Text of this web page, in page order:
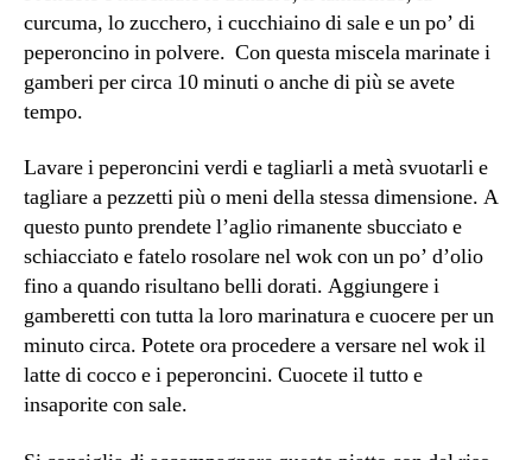
curcuma, lo zucchero, i cucchiaino di sale e un po’ di
peperoncino in polvere. Con questa miscela marinate i
gamberi per circa 10 minuti o anche di più se avete
tempo.
Lavare i peperoncini verdi e tagliarli a metà svuotarli e
tagliare a pezzetti più o meni della stessa dimensione. A
questo punto prendete l’aglio rimanente sbucciato e
schiacciato e fatelo rosolare nel wok con un po’ d’olio
fino a quando risultano belli dorati. Aggiungere i
gamberetti con tutta la loro marinatura e cuocere per un
minuto circa. Potete ora procedere a versare nel wok il
latte di cocco e i peperoncini. Cuocete il tutto e
insaporite con sale.